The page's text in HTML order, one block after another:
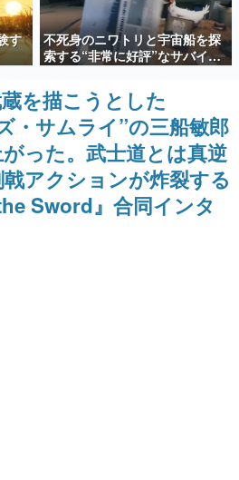
事
千以上！ ページビュー数万以上！ などな
に読まれた、電ファミ渾身の“殿堂入り”記
た。
画書
エイターの方々に製作時のエピソードをお
する企画（ゲーム）とは何か？を探ってい
てはいけない。『赫本』は、〈試験問題〉
ホラー小説集です。
ム、型式番号などを配置
す
ッ
に
グ
の
不死身のニワトリと宇宙船を探
索する“非常に好評”なサバイバ
ルゲーム『Breathedge』が無
料で配布中。入手できる期間は8
月10日まで
を描こうとした
・サムライ”の三船敏郎
った。武士道とは真逆
アクションが炸裂する
Sword』合同インタ